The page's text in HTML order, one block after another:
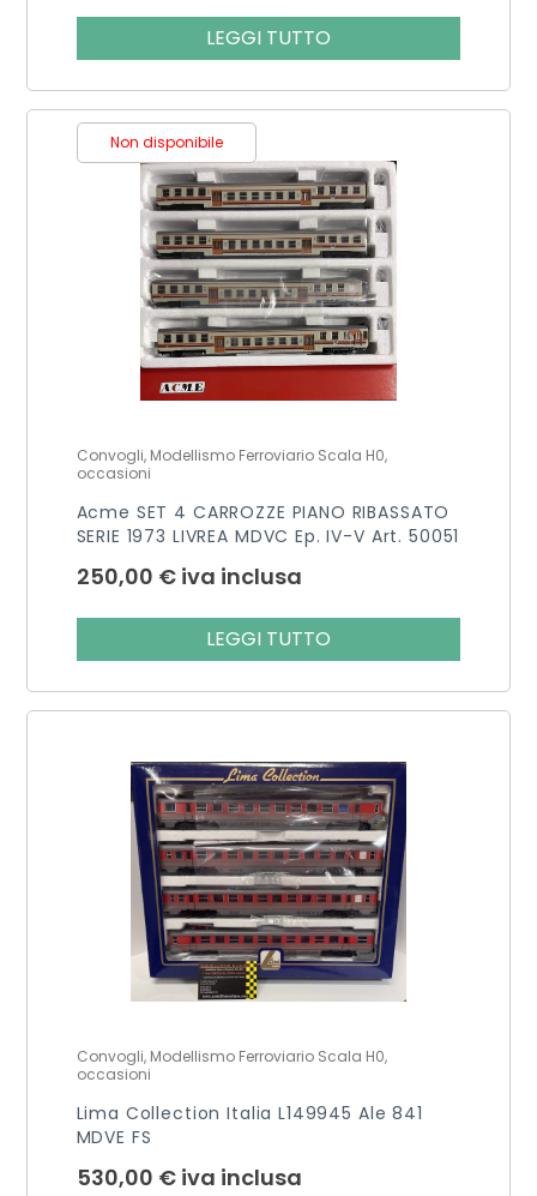
LEGGI TUTTO
Non disponibile
Convogli, Modellismo Ferroviario Scala H0,
occasioni
Acme SET 4 CARROZZE PIANO RIBASSATO
SERIE 1973 LIVREA MDVC Ep. IV-V Art. 50051
250,00 € iva inclusa
LEGGI TUTTO
Convogli, Modellismo Ferroviario Scala H0,
occasioni
Lima Collection Italia L149945 Ale 841
MDVE FS
530,00 € iva inclusa